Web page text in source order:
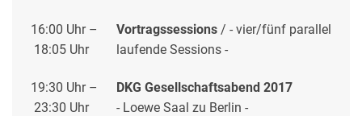
16:00 Uhr –
18:05 Uhr
Vortragssessions / - vier/fünf parallel
laufende Sessions -
19:30 Uhr –
23:30 Uhr
DKG Gesellschaftsabend 2017
- Loewe Saal zu Berlin -